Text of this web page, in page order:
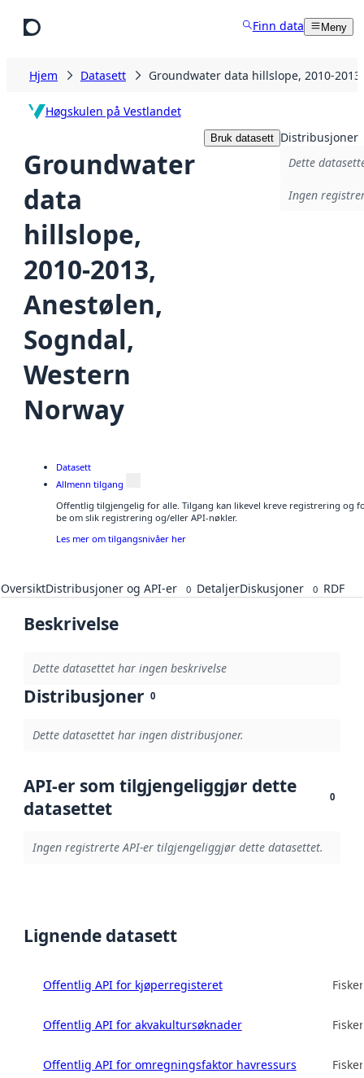
Finn data Meny
Hjem Datasett Groundwater data hillslope, 2010-
Høgskulen på Vestlandet
Groundwater
data
hillslope,
2010-2013,
Anestølen,
Sogndal,
Western
Norway
Bruk datasett Distribusjoner
Dette
Ingen
Datasett
Allmenn tilgang
Offentlig tilgjengelig for alle. Tilgang kan likevel kreve registrering og
be om slik registrering og/eller API-nøkler.
Les mer om tilgangsnivåer her
OversiktDistribusjoner og API-er 0 DetaljerDiskusjoner 0 RDF
Beskrivelse
Dette datasettet har ingen beskrivelse
Distribusjoner 0
Dette datasettet har ingen distribusjoner.
API-er som tilgjengeliggjør dette
datasettet
0
Ingen registrerte API-er tilgjengeliggjør dette datasettet.
Lignende datasett
Offentlig API for kjøperregisteret
Offentlig API for akvakultursøknader
Offentlig API for omregningsfaktor havressurs